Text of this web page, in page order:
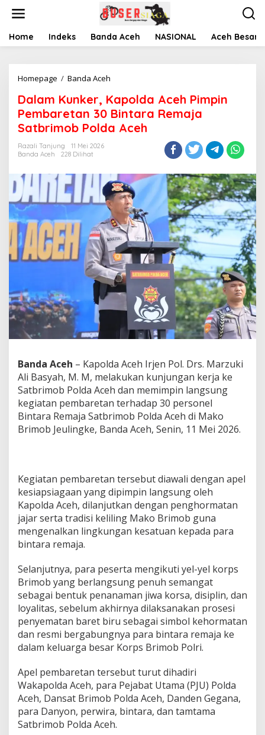
t
Home Indeks Banda Aceh NASIONAL Aceh Besar
Homepage / Banda Aceh
l
a
m
K
e
r
,
K
a
p
o
l
d
a
A
c
h
i
n
P
m
b
a
n
3
0
B
n
r
a
R
e
m
a
j
a
S
t
b
i
m
o
Dalam Kunker, Kapolda Aceh Pimpin
Pembaretan 30 Bintara Remaja
Satbrimob Polda Aceh
Razali Tanjung
11 Mei 2026
Banda Aceh
228 Dilihat
Banda Aceh – Kapolda Aceh Irjen Pol. Drs. Marzuki
Ali Basyah, M. M, melakukan kunjungan kerja ke
Satbrimob Polda Aceh dan memimpin langsung
kegiatan pembaretan terhadap 30 personel
Bintara Remaja Satbrimob Polda Aceh di Mako
Brimob Jeulingke, Banda Aceh, Senin, 11 Mei 2026.
Kegiatan pembaretan tersebut diawali dengan apel
kesiapsiagaan yang dipimpin langsung oleh
Kapolda Aceh, dilanjutkan dengan penghormatan
jajar serta tradisi keliling Mako Brimob guna
mengenalkan lingkungan kesatuan kepada para
bintara remaja.
Selanjutnya, para peserta mengikuti yel-yel korps
Brimob yang berlangsung penuh semangat
sebagai bentuk penanaman jiwa korsa, disiplin, dan
loyalitas, sebelum akhirnya dilaksanakan prosesi
penyematan baret biru sebagai simbol kehormatan
dan resmi bergabungnya para bintara remaja ke
dalam keluarga besar Korps Brimob Polri.
Apel pembaretan tersebut turut dihadiri
Wakapolda Aceh, para Pejabat Utama (PJU) Polda
Aceh, Dansat Brimob Polda Aceh, Danden Gegana,
para Danyon, perwira, bintara, dan tamtama
Satbrimob Polda Aceh.